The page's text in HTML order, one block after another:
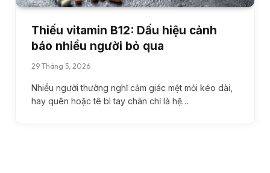
Thiếu vitamin B12: Dấu hiệu cảnh
báo nhiều người bỏ qua
29 Tháng 5, 2026
Nhiều người thường nghĩ cảm giác mệt mỏi kéo dài,
hay quên hoặc tê bì tay chân chỉ là hệ…